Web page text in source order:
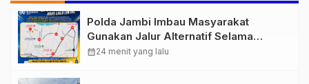
Polda Jambi Imbau Masyarakat
Gunakan Jalur Alternatif Selama
Pelaksanaan Presisi Merdeka Run
calendar_month24 menit yang lalu